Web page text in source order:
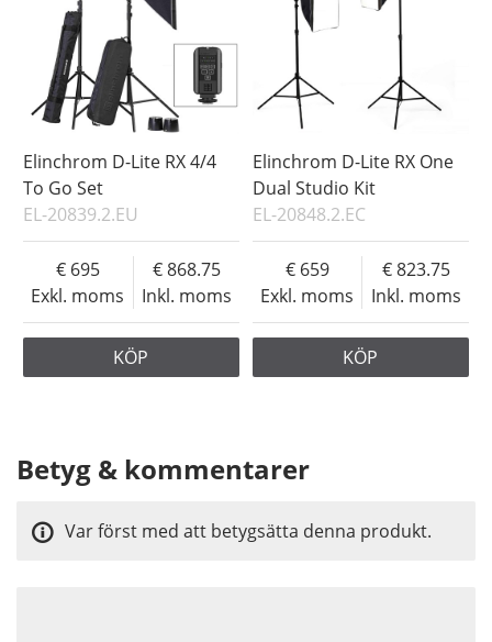
Elinchrom D-Lite RX 4/4
To Go Set
EL-20839.2.EU
Exkl. moms
695
Inkl. moms
868.75
KÖP
Elinchrom D-Lite RX One
Dual Studio Kit
EL-20848.2.EC
Exkl. moms
659
Inkl. moms
823.75
KÖP
Betyg & kommentarer
Var först med att betygsätta denna produkt.